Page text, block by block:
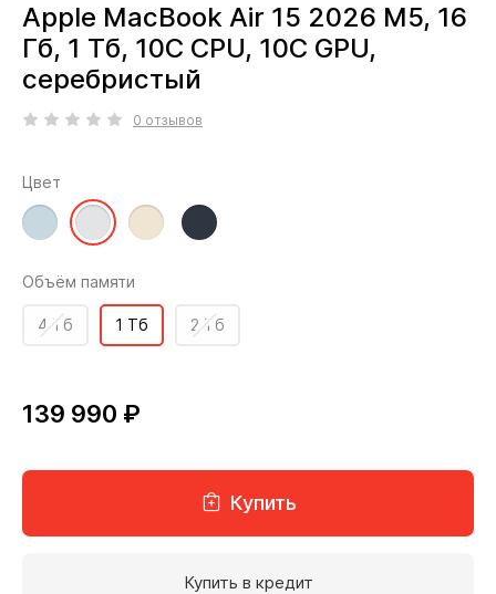
Apple MacBook Air 15 2026 M5, 16
Гб, 1 Тб, 10C CPU, 10C GPU,
серебристый
0 отзывов
Цвет
Объём памяти
1 Тб 2 Тб
4 Тб
139 990 ₽
Купить
Купить в кредит